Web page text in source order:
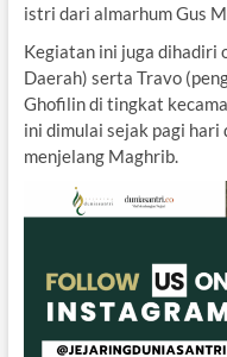
istri dari almarhum Gus
Kegiatan ini juga dihadiri
Daerah) serta Travo
Ghofilin di tingkat
ini dimulai sejak pagi hari
menjelang Maghrib.